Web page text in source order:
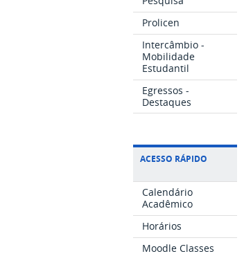
Prolicen
Intercâmbio -
Mobilidade
Estudantil
Egressos -
Destaques
ACESSO RÁPIDO
Calendário
Acadêmico
Horários
Moodle Classes